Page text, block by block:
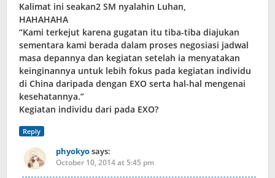
Kalimat ini seakan2 SM nyalahin Luhan,
HAHAHAHA
“Kami terkejut karena gugatan itu tiba-tiba diajukan
sementara kami berada dalam proses negosiasi jadwal
masa depannya dan kegiatan setelah ia menyatakan
keinginannya untuk lebih fokus pada kegiatan individu
di China daripada dengan EXO serta hal-hal mengenai
kesehatannya.”
Kegiatan individu dari pada EXO?
Reply
phyokyosays:
October 10, 2014 at 5:45 pm